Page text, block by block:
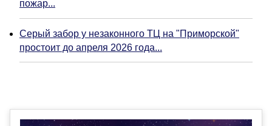
пожар...
Серый забор у незаконного ТЦ на "Приморской"
простоит до апреля 2026 года...